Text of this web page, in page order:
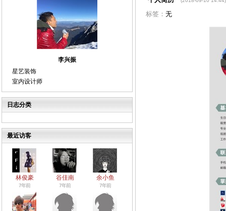
李兴振
星艺装饰
室内设计师
日志分类
最近访客
林俊豪
7年前
谷佳南
7年前
余小鱼
7年前
标签： 无